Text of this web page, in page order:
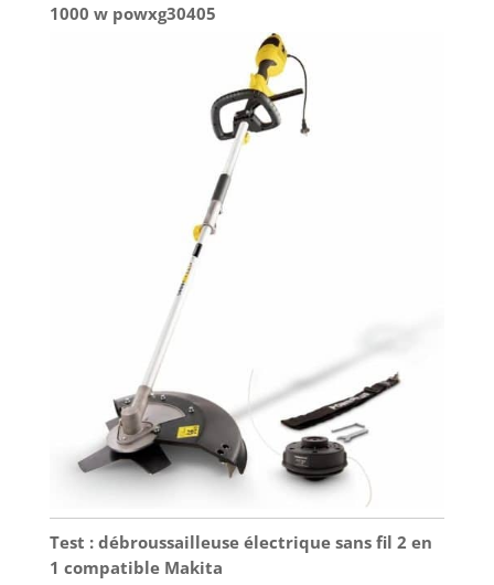
1000 w powxg30405
Test : débroussailleuse électrique sans fil 2 en
1 compatible Makita